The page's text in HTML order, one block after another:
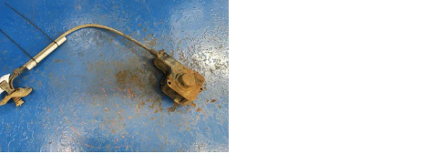
autodíl z vrakoviště,
připravený k montáži.
Nabízíme osobní odběr nebo
rychlé doručení přes e-shop.
Samozřejmostí je garance
vrácení peněz v případě
nespokojenosti.